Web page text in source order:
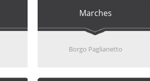
Marches
Borgo Paglianetto